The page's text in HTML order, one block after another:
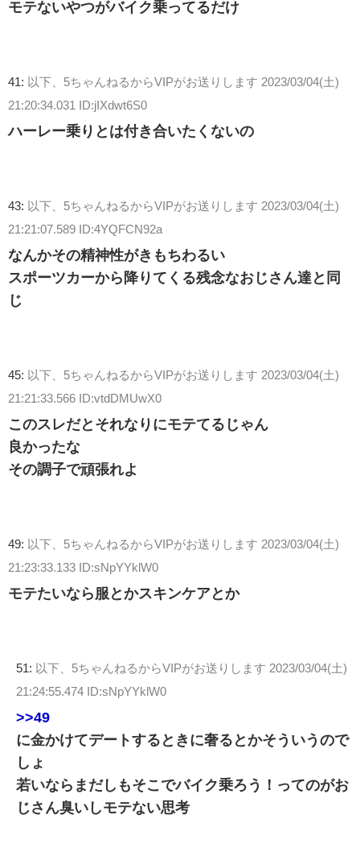
モテないやつがバイク乗ってるだけ
41: 以下、5ちゃんねるからVIPがお送りします 2023/03/04(土)
21:20:34.031 ID:jIXdwt6S0
ハーレー乗りとは付き合いたくないの
43: 以下、5ちゃんねるからVIPがお送りします 2023/03/04(土)
21:21:07.589 ID:4YQFCN92a
なんかその精神性がきもちわるい
スポーツカーから降りてくる残念なおじさん達と同
じ
45: 以下、5ちゃんねるからVIPがお送りします 2023/03/04(土)
21:21:33.566 ID:vtdDMUwX0
このスレだとそれなりにモテてるじゃん
良かったな
その調子で頑張れよ
49: 以下、5ちゃんねるからVIPがお送りします 2023/03/04(土)
21:23:33.133 ID:sNpYYklW0
モテたいなら服とかスキンケアとか
51: 以下、5ちゃんねるからVIPがお送りします 2023/03/04(土)
21:24:55.474 ID:sNpYYklW0
>>49
に金かけてデートするときに奢るとかそういうので
しょ
若いならまだしもそこでバイク乗ろう！ってのがお
じさん臭いしモテない思考